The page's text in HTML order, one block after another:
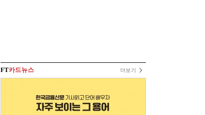
FT카드뉴스 더보기